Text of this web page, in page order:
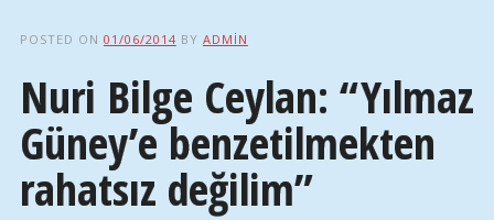
POSTED ON 01/06/2014 BY ADMIN
Nuri Bilge Ceylan: “Yılmaz
Güney’e benzetilmekten
rahatsız değilim”